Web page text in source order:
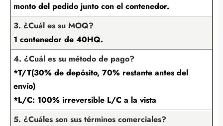
monto del pedido junto con el contenedor.
3. ¿Cuál es su MOQ?
1 contenedor de 40HQ.
4. ¿Cuál es su método de pago?
*T/T(30% de depósito, 70% restante antes del
envío)
*L/C: 100% irreversible L/C a la vista
5. ¿Cuáles son sus términos comerciales?